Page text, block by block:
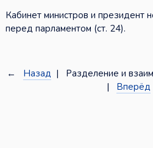
Кабинет министров и президент
перед парламентом (ст. 24).
← Назад | Разделение и
| Вперёд